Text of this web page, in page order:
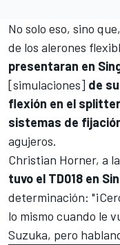
No solo eso, sino
de los alerones
presentaran en
[simulaciones] de
flexión en el
sistemas de
agujeros.
Christian Horner, a
tuvo el TD018 en
determinación:
lo mismo cuando le
Suzuka, pero